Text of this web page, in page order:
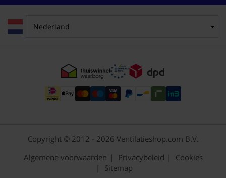
Copyright © 2012 - 2026 Ventilatieshop.com B.V.
Algemene voorwaarden
Privacybeleid
Cookies
Sitemap